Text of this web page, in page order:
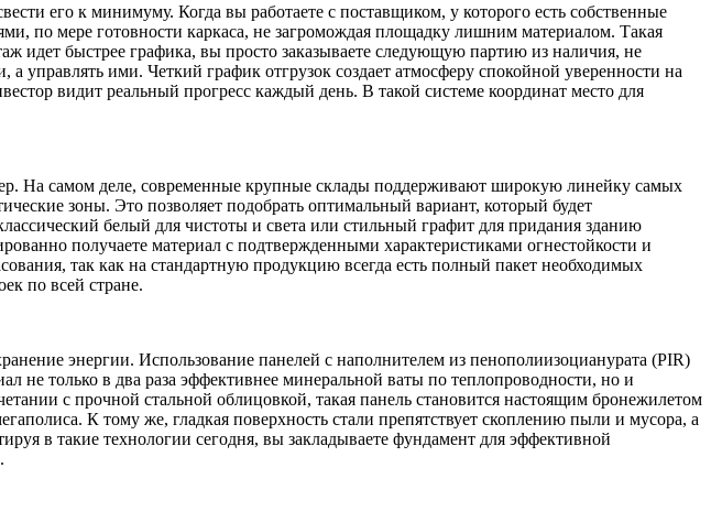
его к минимуму. Когда вы работаете с поставщиком, у которого есть собственные
по мере готовности каркаса, не загромождая площадку лишним материалом. Такая
идет быстрее графика, вы просто заказываете следующую партию из наличия, не
управлять ими. Четкий график отгрузок создает атмосферу спокойной уверенности на
видит реальный прогресс каждый день. В такой системе координат место для
На самом деле, современные крупные склады поддерживают широкую линейку самых
зоны. Это позволяет подобрать оптимальный вариант, который будет
белый для чистоты и света или стильный графит для придания зданию
получаете материал с подтвержденными характеристиками огнестойкости и
так как на стандартную продукцию всегда есть полный пакет необходимых
по всей стране.
энергии. Использование панелей с наполнителем из пенополиизоцианурата (PIR)
не только в два раза эффективнее минеральной ваты по теплопроводности, но и
с прочной стальной облицовкой, такая панель становится настоящим бронежилетом
К тому же, гладкая поверхность стали препятствует скоплению пыли и мусора, а
в такие технологии сегодня, вы закладываете фундамент для эффективной